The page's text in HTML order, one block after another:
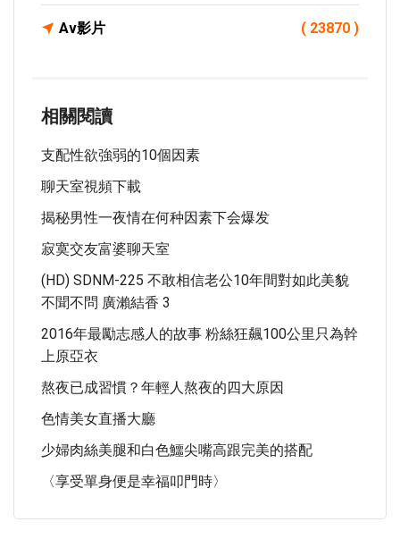
Av影片 ( 23870 )
相關閱讀
支配性欲強弱的10個因素
聊天室視頻下載
揭秘男性一夜情在何种因素下会爆发
寂寞交友富婆聊天室
(HD) SDNM-225 不敢相信老公10年間對如此美貌
不聞不問 廣瀨結香 3
2016年最勵志感人的故事 粉絲狂飆100公里只為幹
上原亞衣
熬夜已成習慣？年輕人熬夜的四大原因
色情美女直播大廳
少婦肉絲美腿和白色鱷尖嘴高跟完美的搭配
〈享受單身便是幸福叩門時〉